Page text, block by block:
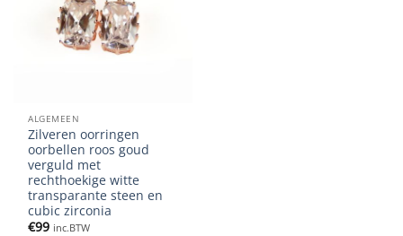
ALGEMEEN
Zilveren oorringen
oorbellen roos goud
verguld met
rechthoekige witte
transparante steen en
cubic zirconia
€99 inc.BTW